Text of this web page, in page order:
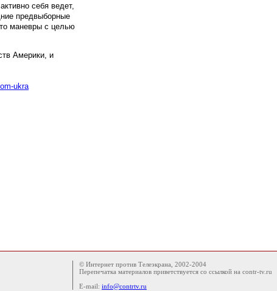
себя ведет,
предвыборные
маневры с целью
Америки, и
ukra
© Интернет против Телеэкрана, 2002-2004
Перепечатка материалов приветствуется со ссылкой на contr-tv.ru
E-mail: info@contrtv.ru